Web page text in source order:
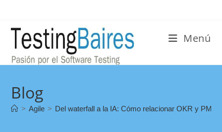
Menú
Blog
> Agile > Del waterfall a la IA: Cómo relacionar OKR y PMI-